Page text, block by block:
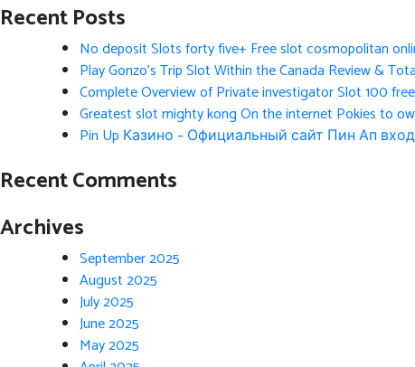
Recent Posts
No deposit Slots forty five+ Free slot cosmopolitan
Play Gonzo’s Trip Slot Within the Canada Review &
Complete Overview of Private investigator Slot 100
Greatest slot mighty kong On the internet Pokies to
Pin Up Казино – Официальный сайт Пин Ап
Recent Comments
Archives
September 2025
August 2025
July 2025
June 2025
May 2025